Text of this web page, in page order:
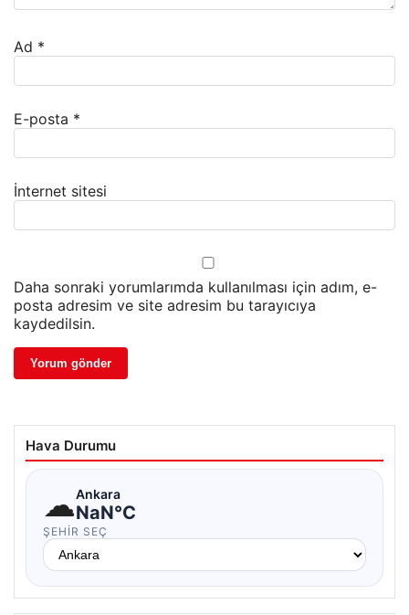
Ad *
E-posta *
İnternet sitesi
Daha sonraki yorumlarımda kullanılması için adım, e-
posta adresim ve site adresim bu tarayıcıya
kaydedilsin.
Hava Durumu
☁Ankara
NaN°C
ŞEHIR SEÇ